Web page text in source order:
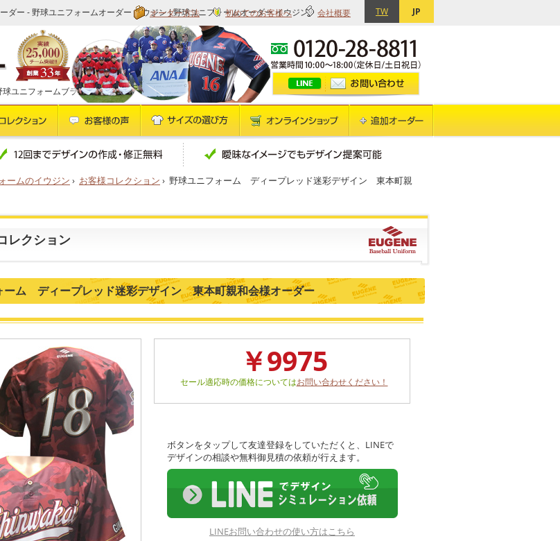
ダー - 野球ユニフォームオーダー イウジン | 野球ユニフォームオーダー イウジン 会社概要
初めてのお客様へ
オーダー方法 TW JP
ユニフォームブランドです
ームのイウジン › お客様コレクション › 野球ユニフォーム ディープレッド迷彩デザイン 東本町親
レクション
ーム ディープレッド迷彩デザイン 東本町親和会様オーダー
￥9975
セール適応時の価格についてはお問い合わせください！
ボタンをタップして友達登録をしていただくと、LINEで
デザインの相談や無料御見積の依頼が行えます。
LINEお問い合わせの使い方はこちら